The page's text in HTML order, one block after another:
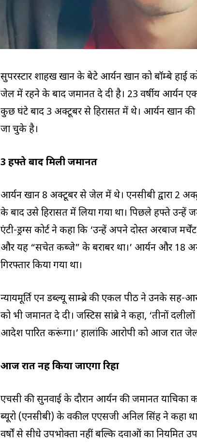
सुपरस्टार शाहरुख खान के बेटे आर्यन खान को बाॅम्बे
जेल में रहने के बाद जमानत दे दी है। 23 वर्षीय आर्यन एक
कुछ घंटे बाद 3 अक्टूबर से हिरासत में थे। आर्यन खान
जा चुके है।
3 हफ्ते बाद मिली जमानत
आर्यन खान 8 अक्टूबर से जेल में थे। एनसीबी द्वारा 2
के बाद उसे हिरासत में लिया गया था। पिछले हफ्ते उन्हें
एंटी-ड्रग्स कोर्ट ने कहा कि ‘उन्हें अपने दोस्त अरबाज
और यह “सचेत कब्जे” के बराबर था।’ आर्यन और 18
गिरफ्तार किया गया था।
न्यायमूर्ति एन डब्ल्यू साम्ब्रे की एकल पीठ ने उनके सह-
को भी जमानत दे दी। जस्टिस सांब्रे ने कहा, ‘तीनों
आदेश पारित करूंगा।’ हालांकि आरोपी को आज रात जेल
आज रात नहीं किया जाएगा रिहा
एचसी की सुनवाई के दौरान आर्यन की जमानत याचिका
ब्यूरो (एनसीबी) के वकील एएसजी अनिल सिंह ने कहा
वर्षों से सीधे उपभोक्ता नहीं बल्कि दवाओं का नियमित